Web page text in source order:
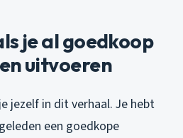
je al goedkoop
uitvoeren
jezelf in dit verhaal. Je hebt
een goedkope